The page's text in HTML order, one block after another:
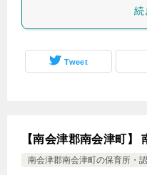
続
Tweet
【南会津郡南会津町】
南会津郡南会津町の保育所・